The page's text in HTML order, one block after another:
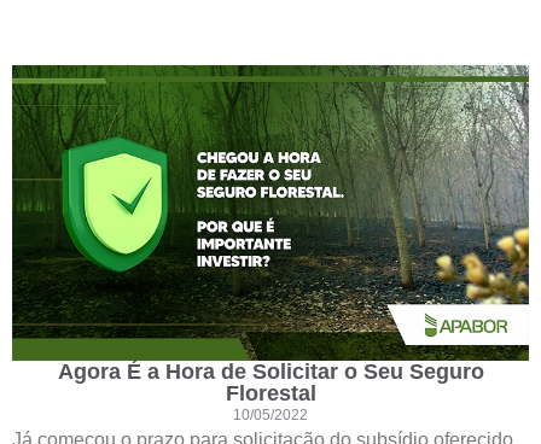
Agora É a Hora de Solicitar o Seu Seguro
Florestal
10/05/2022
Já começou o prazo para solicitação do subsídio oferecido